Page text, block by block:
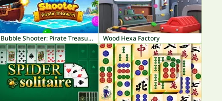
Bubble Shooter: Pirate Treasures Wood Hexa Factory